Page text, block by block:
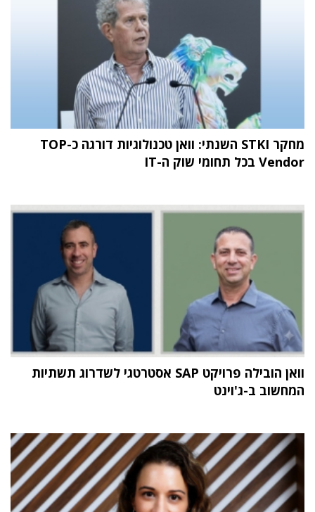
מחקר STKI השנתי: וואן טכנולוגיות דורגה כ-TOP
Vendor בכל תחומי שוק ה-IT
וואן הובילה פרויקט SAP אסטרטגי לשדרוג תשתיות
המחשוב ב-ג'וינט